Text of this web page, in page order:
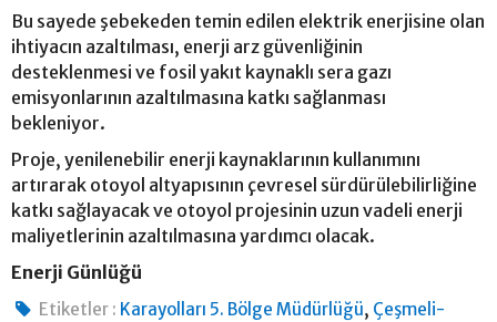
Bu sayede şebekeden temin edilen elektrik enerjisine olan
ihtiyacın azaltılması, enerji arz güvenliğinin
desteklenmesi ve fosil yakıt kaynaklı sera gazı
emisyonlarının azaltılmasına katkı sağlanması
bekleniyor.
Proje, yenilenebilir enerji kaynaklarının kullanımını
artırarak otoyol altyapısının çevresel sürdürülebilirliğine
katkı sağlayacak ve otoyol projesinin uzun vadeli enerji
maliyetlerinin azaltılmasına yardımcı olacak.
Enerji Günlüğü
Etiketler : Karayolları 5. Bölge Müdürlüğü, Çeşmeli-